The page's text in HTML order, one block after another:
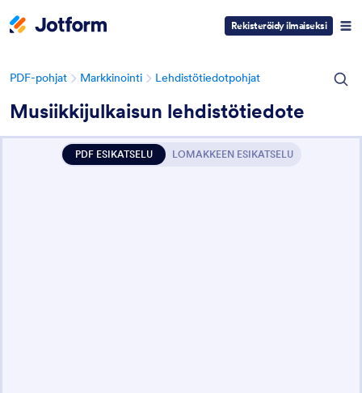
Rekisteröidy ilmaiseksi
PDF-pohjat Markkinointi Lehdistötiedotpohjat
Musiikkijulkaisun lehdistötiedote
PDF ESIKATSELU LOMAKKEEN ESIKATSELU